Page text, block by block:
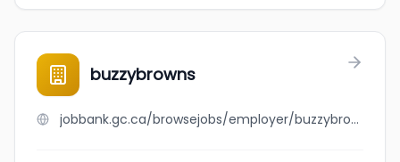
buzzybrowns
jobbank.gc.ca/browsejobs/employer/buzzybrowns/ca